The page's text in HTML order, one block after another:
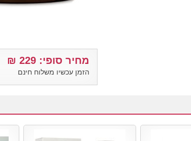
מחיר סופי: 229 ₪
הזמן עכשיו משלוח חינם